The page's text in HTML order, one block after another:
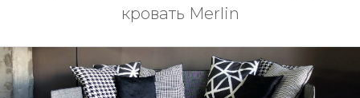
кровать Merlin